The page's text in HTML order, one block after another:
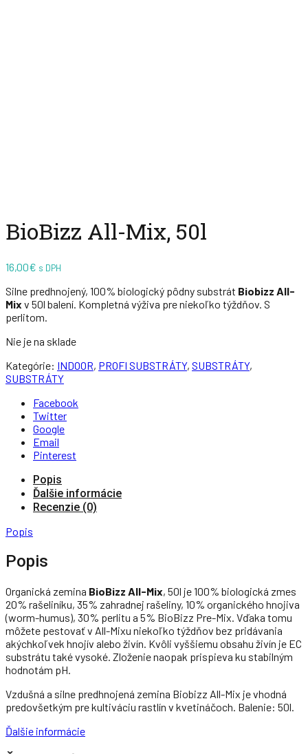
BioBizz All-Mix, 50l
16,00€ s DPH
Silne predhnojený, 100% biologický pôdny substrát Biobizz All-
Mix v 50l balení. Kompletná výživa pre niekoľko týždňov. S
perlitom.
Nie je na sklade
Kategórie: INDOOR, PROFI SUBSTRÁTY, SUBSTRÁTY,
SUBSTRÁTY
Facebook
Twitter
Google
Email
Pinterest
Popis
Ďalšie informácie
Recenzie (0)
Popis
Popis
Organická zemina BioBizz All-Mix, 50l je 100% biologická zmes
20% rašeliníku, 35% zahradnej rašeliny, 10% organického hnojiva
(worm-humus), 30% perlitu a 5% BioBizz Pre-Mix. Vďaka tomu
môžete pestovať v All-Mixu niekoľko týždňov bez pridávania
akýchkoľvek hnojív alebo živín. Kvôli vyššiemu obsahu živín je EC
substrátu také vysoké. Zloženie naopak prispieva ku stabilným
hodnotám pH.
Vzdušná a silne predhnojená zemina Biobizz All-Mix je vhodná
predovšetkým pre kultiváciu rastlín v kvetináčoch. Balenie: 50l.
Ďalšie informácie